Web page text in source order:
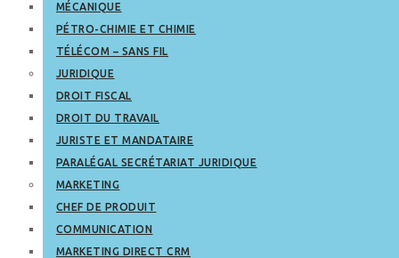
MÉCANIQUE
PÉTRO-CHIMIE ET CHIMIE
TÉLÉCOM – SANS FIL
JURIDIQUE
DROIT FISCAL
DROIT DU TRAVAIL
JURISTE ET MANDATAIRE
PARALÉGAL SECRÉTARIAT JURIDIQUE
MARKETING
CHEF DE PRODUIT
COMMUNICATION
MARKETING DIRECT CRM